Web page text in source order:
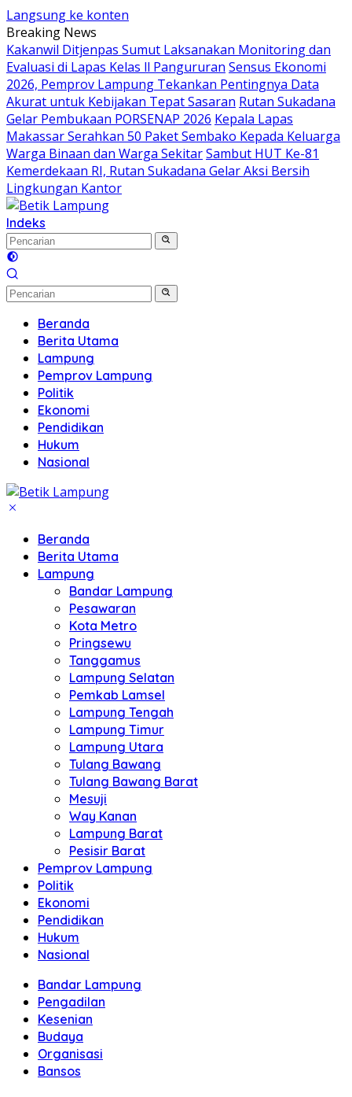
Langsung ke konten
Breaking News
Kakanwil Ditjenpas Sumut Laksanakan Monitoring dan
Evaluasi di Lapas Kelas ll Pangururan Sensus Ekonomi
2026, Pemprov Lampung Tekankan Pentingnya Data
Akurat untuk Kebijakan Tepat Sasaran Rutan Sukadana
Gelar Pembukaan PORSENAP 2026 Kepala Lapas
Makassar Serahkan 50 Paket Sembako Kepada Keluarga
Warga Binaan dan Warga SekitarSambut HUT Ke-81
Kemerdekaan RI, Rutan Sukadana Gelar Aksi Bersih
Lingkungan Kantor
Indeks
Beranda
Berita Utama
Lampung
Pemprov Lampung
Politik
Ekonomi
Pendidikan
Hukum
Nasional
Beranda
Berita Utama
Lampung
Bandar Lampung
Pesawaran
Kota Metro
Pringsewu
Tanggamus
Lampung Selatan
Pemkab Lamsel
Lampung Tengah
Lampung Timur
Lampung Utara
Tulang Bawang
Tulang Bawang Barat
Mesuji
Way Kanan
Lampung Barat
Pesisir Barat
Pemprov Lampung
Politik
Ekonomi
Pendidikan
Hukum
Nasional
Bandar Lampung
Pengadilan
Kesenian
Budaya
Organisasi
Bansos